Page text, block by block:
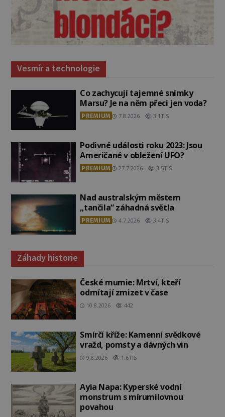
Vesmír a technologie
Co zachycují tajemné snímky
Marsu? Je na něm přeci jen voda?
PREMIUM 7.8.2026 3.1TIS
Podivné události roku 2023: Jsou
Američané v obležení UFO?
PREMIUM 27.7.2026 3.5TIS
Nad australským městem
„tančila“ záhadná světla
PREMIUM 4.7.2026 3.4TIS
Záhady historie
České mumie: Mrtví, kteří
odmítají zmizet v čase
10.8.2026 442
Smírčí kříže: Kamenní svědkové
vražd, pomsty a dávných vin
9.8.2026 1.6TIS
Ayia Napa: Kyperské vodní
monstrum s mírumilovnou
povahou